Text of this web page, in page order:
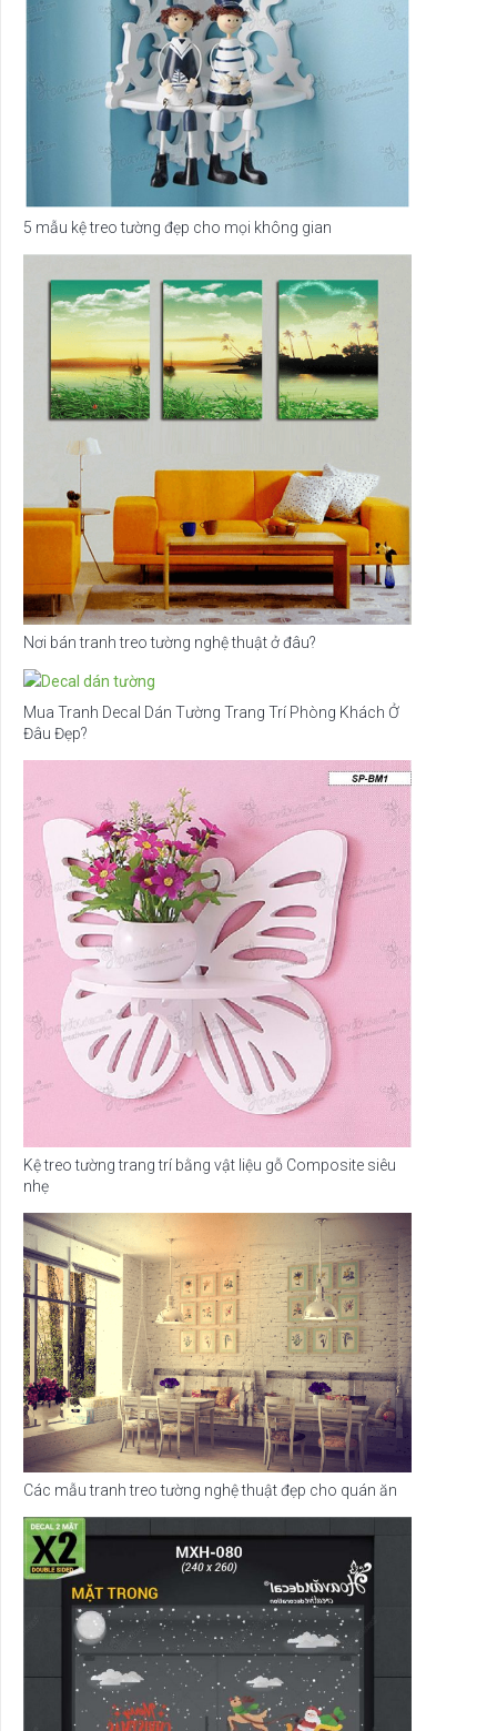
5 mẫu kệ treo tường đẹp cho mọi không gian
Nơi bán tranh treo tường nghệ thuật ở đâu?
Mua Tranh Decal Dán Tường Trang Trí Phòng Khách Ở
Đâu Đẹp?
Kệ treo tường trang trí bằng vật liệu gỗ Composite siêu
nhẹ
Các mẫu tranh treo tường nghệ thuật đẹp cho quán ăn